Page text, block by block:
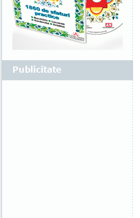
Publicitate